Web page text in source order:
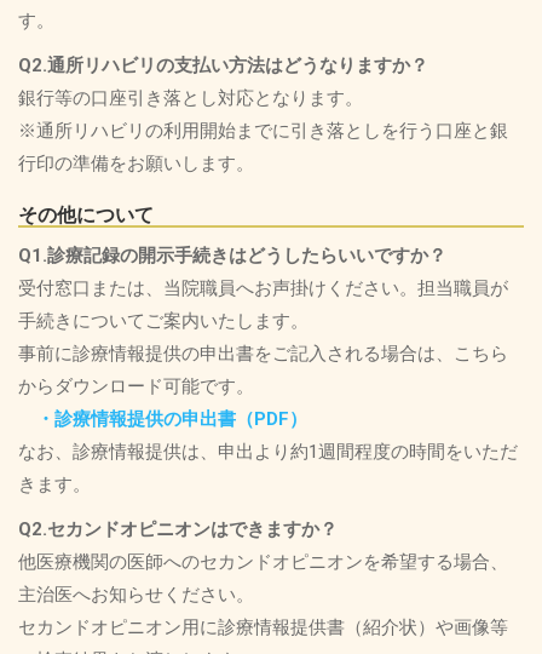
す。
Q2.通所リハビリの支払い方法はどうなりますか？
銀行等の口座引き落とし対応となります。
※通所リハビリの利用開始までに引き落としを行う口座と銀
行印の準備をお願いします。
その他について
Q1.診療記録の開示手続きはどうしたらいいですか？
受付窓口または、当院職員へお声掛けください。担当職員が
手続きについてご案内いたします。
事前に診療情報提供の申出書をご記入される場合は、こちら
からダウンロード可能です。
・診療情報提供の申出書（PDF）
なお、診療情報提供は、申出より約1週間程度の時間をいただ
きます。
Q2.セカンドオピニオンはできますか？
他医療機関の医師へのセカンドオピニオンを希望する場合、
主治医へお知らせください。
セカンドオピニオン用に診療情報提供書（紹介状）や画像等